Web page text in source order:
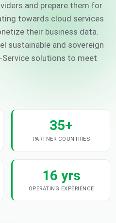
and prepare them for
towards cloud services
their business data.
sustainable and sovereign
solutions to meet
35+
PARTNER COUNTRIES
16 yrs
OPERATING EXPERIENCE